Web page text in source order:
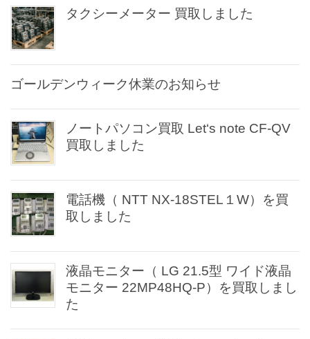
タクシーメーター 買取しました
ゴールデンウィーク休業のお知らせ
ノートパソコン買取 Let‘s note CF-QV
買取しました
電話機（ NTT NX-18STEL１W）を買
取しました
液晶モニター（ LG 21.5型 ワイド液晶
モニター 22MP48HQ-P）を買取しまし
た